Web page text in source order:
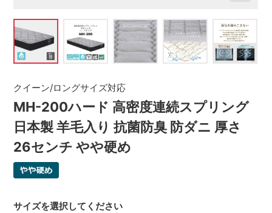
MH-200ハード 高密度連続スプリング
日本製 羊毛入り 抗菌防臭 防ダニ 厚さ
26センチ やや硬め
クイーン/ロングサイズ対応
サイズを選択してください